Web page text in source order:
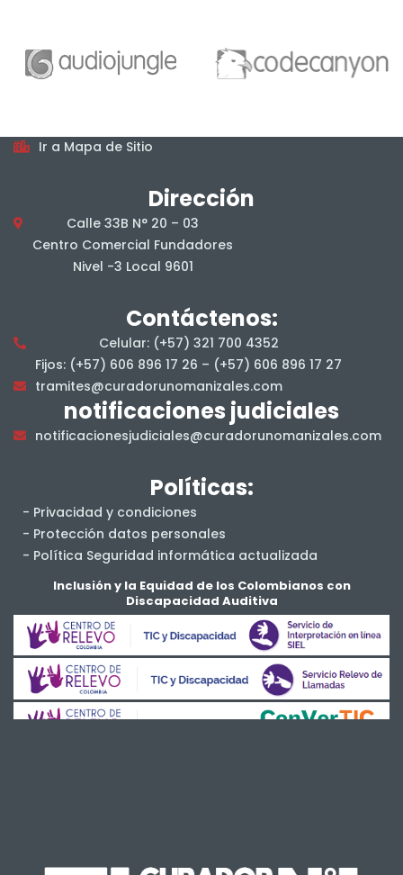
Horarios
De lunes a viernes, en jornada continua, en el horario
Ir a Mapa de Sitio
Dirección
Calle 33B N° 20 – 03
Centro Comercial Fundadores
Nivel -3 Local 9601
Contáctenos:
Celular: (+57) 321 700 4352
Fijos: (+57) 606 896 17 26 – (+57) 606 896 17 27
tramites@curadorunomanizales.com
notificaciones judiciales
notificacionesjudiciales@curadorunomanizales.com
Políticas:
- Privacidad y condiciones
- Protección datos personales
- Política Seguridad informática actualizada
- Salud y Seguridad en el Trabajo
Inclusión y la Equidad de los Colombianos con
Discapacidad Auditiva